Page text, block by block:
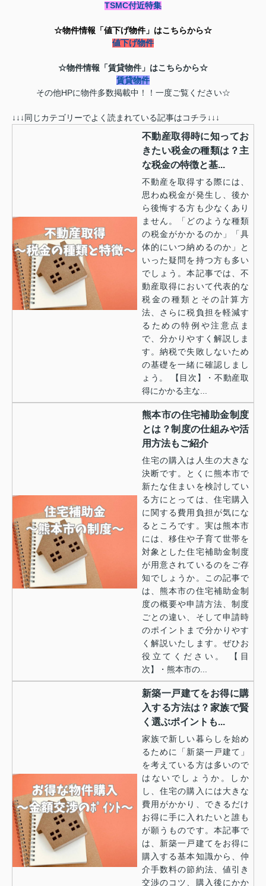
TSMC付近特集
☆物件情報「値下げ物件」はこちらから☆
値下げ物件
☆物件情報「賃貸物件」はこちらから☆
賃貸物件
その他HPに物件多数掲載中！！一度ご覧ください☆
↓↓↓同じカテゴリーでよく読まれている記事はコチラ↓↓↓
不動産取得時に知ってお
きたい税金の種類は？主
な税金の特徴と基...
不動産を取得する際には、
思わぬ税金が発生し、後か
ら後悔する方も少なくあり
ません。「どのような種類
の税金がかかるのか」「具
体的にいつ納めるのか」と
いった疑問を持つ方も多い
でしょう。本記事では、不
動産取得において代表的な
税金の種類とその計算方
法、さらに税負担を軽減す
るための特例や注意点ま
で、分かりやすく解説しま
す。納税で失敗しないため
の基礎を一緒に確認しまし
ょう。 【目次】・不動産取
得にかかる主な...
熊本市の住宅補助金制度
とは？制度の仕組みや活
用方法もご紹介
住宅の購入は人生の大きな
決断です。とくに熊本市で
新たな住まいを検討してい
る方にとっては、住宅購入
に関する費用負担が気にな
るところです。実は熊本市
には、移住や子育て世帯を
対象とした住宅補助金制度
が用意されているのをご存
知でしょうか。この記事で
は、熊本市の住宅補助金制
度の概要や申請方法、制度
ごとの違い、そして申請時
のポイントまで分かりやす
く解説いたします。ぜひお
役立てください。 【目
次】・熊本市の...
新築一戸建てをお得に購
入する方法は？家族で賢
く選ぶポイントも...
家族で新しい暮らしを始め
るために「新築一戸建て」
を考えている方は多いので
はないでしょうか。しか
し、住宅の購入には大きな
費用がかかり、できるだけ
お得に手に入れたいと誰も
が願うものです。本記事で
は、新築一戸建てをお得に
購入する基本知識から、仲
介手数料の節約法、値引き
交渉のコツ、購入後にかか